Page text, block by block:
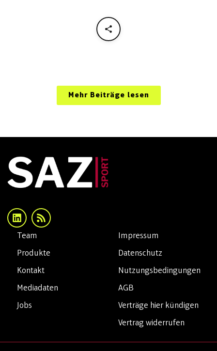
Mehr Beiträge lesen
Impressum
Datenschutz
Nutzungsbedingungen
AGB
Verträge hier kündigen
Vertrag widerrufen
Team
Produkte
Kontakt
Mediadaten
Jobs